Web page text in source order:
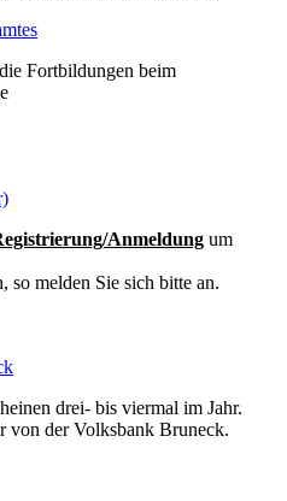
Fortbildungen beim
Anmeldung um
so melden Sie sich bitte an.
drei- bis viermal im Jahr.
von der Volksbank Bruneck.